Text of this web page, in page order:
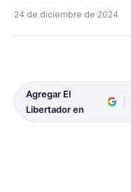
24 de diciembre de 2024
Agregar El
Libertador en